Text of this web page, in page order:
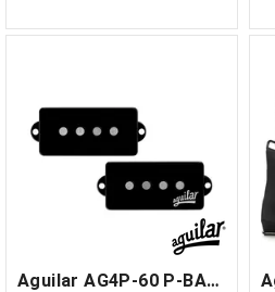
Aguilar AG4P-60 P-BASS